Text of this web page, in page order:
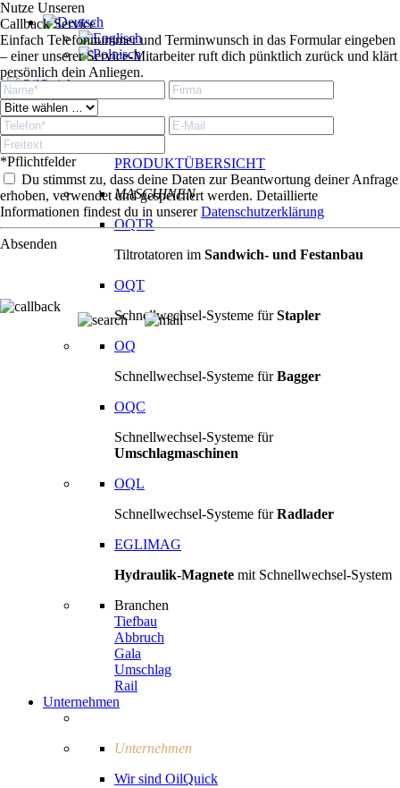
Produkte
PRODUKTÜBERSICHT
MASCHINEN
OQTR
Tiltrotatoren im Sandwich- und Festanbau
OQT
Schnellwechsel-Systeme fürStapler
OQ
Schnellwechsel-Systeme fürBagger
OQC
Schnellwechsel-Systeme für
Umschlagmaschinen
OQL
Schnellwechsel-Systeme fürRadlader
EGLIMAG
Hydraulik-Magnete mit Schnellwechsel-System
Branchen
Tiefbau
Abbruch
Gala
Umschlag
Rail
Unternehmen
Unternehmen
Wir sind OilQuick
Nutze Unseren
Callback Service
Einfach Telefonnummer und Terminwunsch in das Formular eingeben
– einer unserer Service-Mitarbeiter ruft dich pünktlich zurück und klärt
persönlich dein Anliegen.
*Pflichtfelder
Du stimmst zu, dass deine Daten zur Beantwortung deiner Anfrage
erhoben, verwendet und gespeichert werden. Detaillierte
Informationen findest du in unsererDatenschutzerklärung
Absenden